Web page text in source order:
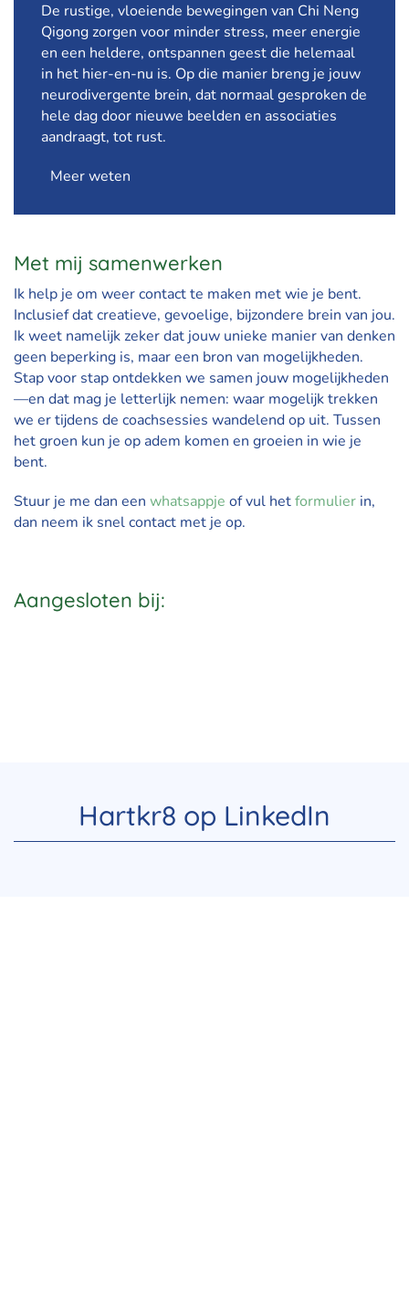
De rustige, vloeiende bewegingen van Chi Neng
Qigong zorgen voor minder stress, meer energie
en een heldere, ontspannen geest die helemaal
in het hier-en-nu is. Op die manier breng je jouw
neurodivergente brein, dat normaal gesproken de
hele dag door nieuwe beelden en associaties
aandraagt, tot rust.
Meer weten
Met mij samenwerken
Ik help je om weer contact te maken met wie je bent.
Inclusief dat creatieve, gevoelige, bijzondere brein van jou.
Ik weet namelijk zeker dat jouw unieke manier van denken
geen beperking is, maar een bron van mogelijkheden.
Stap voor stap ontdekken we samen jouw mogelijkheden
—en dat mag je letterlijk nemen: waar mogelijk trekken
we er tijdens de coachsessies wandelend op uit. Tussen
het groen kun je op adem komen en groeien in wie je
bent.
Stuur je me dan een whatsappje of vul hetformulier in,
dan neem ik snel contact met je op.
Aangesloten bij:
Hartkr8 op LinkedIn